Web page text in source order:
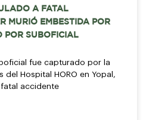
A FATAL
MURIÓ EMBESTIDA POR
POR SUBOFICIAL
fue capturado por la
del Hospital HORO en Yopal,
accidente